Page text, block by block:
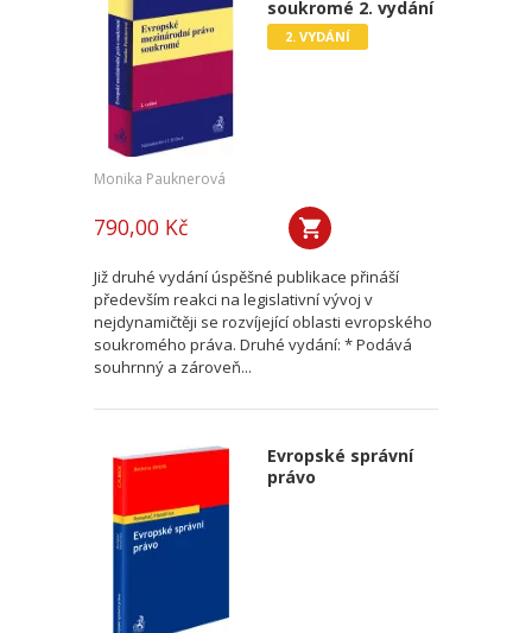
soukromé 2. vydání
2. VYDÁNÍ
Monika Pauknerová
790,00 Kč
Již druhé vydání úspěšné publikace přináší
především reakci na legislativní vývoj v
nejdynamičtěji se rozvíjející oblasti evropského
soukromého práva. Druhé vydání: * Podává
souhrnný a zároveň...
Evropské správní
právo